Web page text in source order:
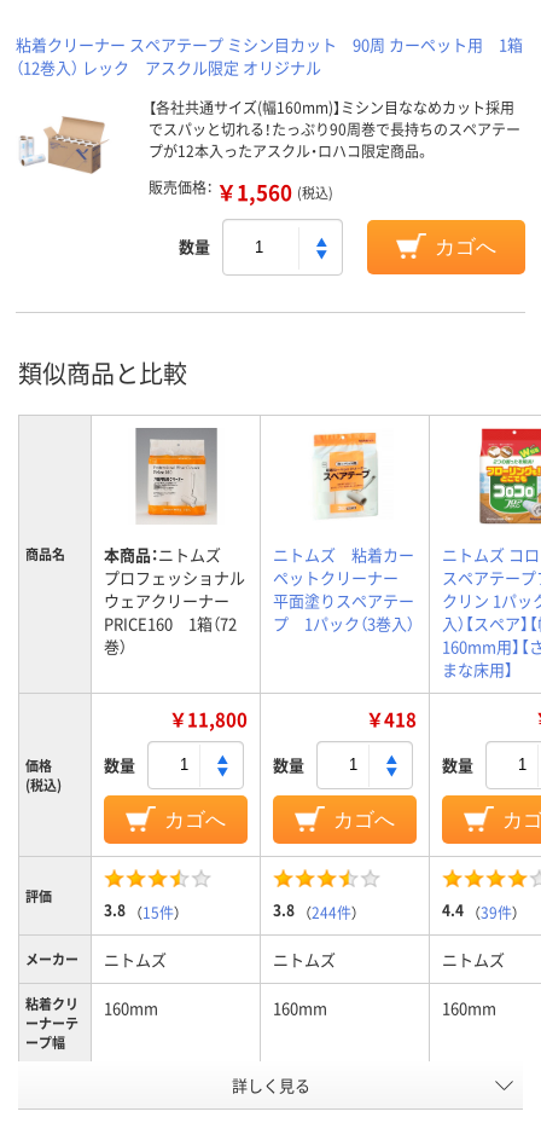
粘着クリーナー スペアテープ ミシン目カット 90周 カーペット用 1箱
（12巻入） レック アスクル限定 オリジナル
【各社共通サイズ(幅160mm)】ミシン目ななめカット採用
でスパッと切れる！たっぷり90周巻で長持ちのスペアテー
プが12本入ったアスクル・ロハコ限定商品。
販売価格： ￥1,560 (税込)
数量 カゴへ
類似商品と比較
商品名 本商品：ニトムズ
プロフェッショナル
ウェアクリーナー
PRICE160 1箱（72
巻）
ニトムズ 粘着カー
ペットクリーナー
平面塗りスペアテー
プ 1パック（3巻入）
ニトムズ コ
スペアテー
クリン 1パッ
入）【スペア】
160mm用】【
まな床用】
価格
(税込)
￥11,800
数量
カゴへ
￥418
数量
カゴへ
数量
カ
評価
3.8 （15件） 3.8 （244件） 4.4 （39件）
メーカー ニトムズ ニトムズ ニトムズ
粘着クリ
ーナーテ
ープ幅
160mm 160mm 160mm
詳しく見る